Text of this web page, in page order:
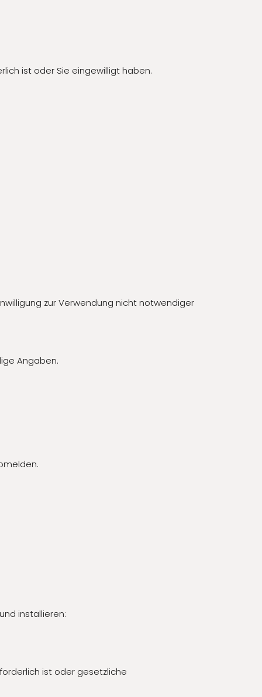
ist oder Sie eingewilligt haben.
zur Verwendung nicht notwendiger
Angaben.
installieren:
ist oder gesetzliche